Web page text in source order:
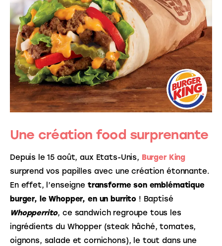
Une création food surprenante
Depuis le 15 août, aux Etats-Unis, Burger King
surprend vos papilles avec une création étonnante.
En effet, l’enseigne transforme son emblématique
burger, le Whopper, en un burrito ! Baptisé
Whopperrito, ce sandwich regroupe tous les
ingrédients du Whopper (steak hâché, tomates,
oignons, salade et cornichons), le tout dans une